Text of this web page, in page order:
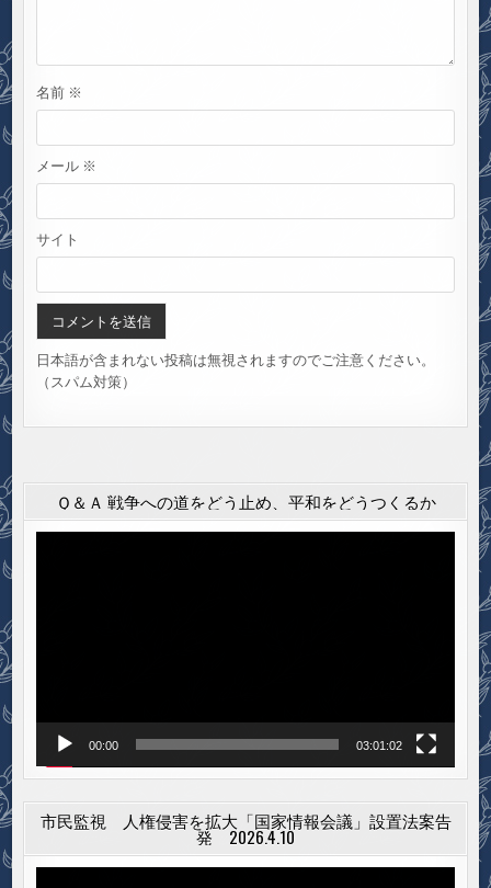
名前 ※
メール ※
サイト
日本語が含まれない投稿は無視されますのでご注意ください。
（スパム対策）
Ｑ＆Ａ 戦争への道をどう止め、平和をどうつくるか
00:00 03:01:02
市民監視 人権侵害を拡大「国家情報会議」設置法案告
発 2026.4.10